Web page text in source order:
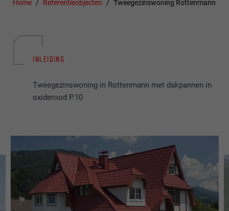
Home Referentieobjecten Tweegezinswoning Rottenmann
INLEIDING
Tweegezinswoning in Rottenmann met dakpannen in
oxiderood P.10